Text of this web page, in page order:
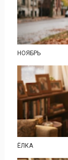
НОЯБРЬ
ЁЛКА